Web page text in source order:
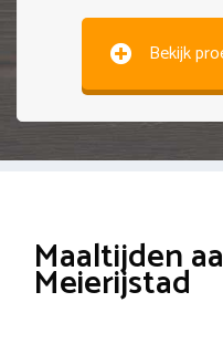
Bekijk
Maaltijden
Meierijstad